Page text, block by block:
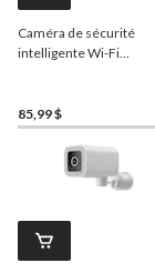
Caméra de sécurité
intelligente Wi-Fi
1080p
85,99 $